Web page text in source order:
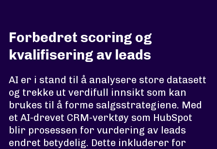
Forbedret scoring og
kvalifisering av leads
AI er i stand til å analysere store datasett
og trekke ut verdifull innsikt som kan
brukes til å forme salgsstrategiene. Med
et AI-drevet CRM-verktøy som HubSpot
blir prosessen for vurdering av leads
endret betydelig. Dette inkluderer for